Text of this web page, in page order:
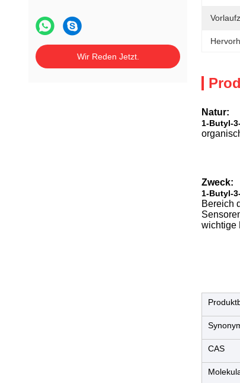
Wir Reden Jetzt.
Natur:
1-Butyl-
Zweck:
1-Butyl-
Bereich
wichtige
CAS